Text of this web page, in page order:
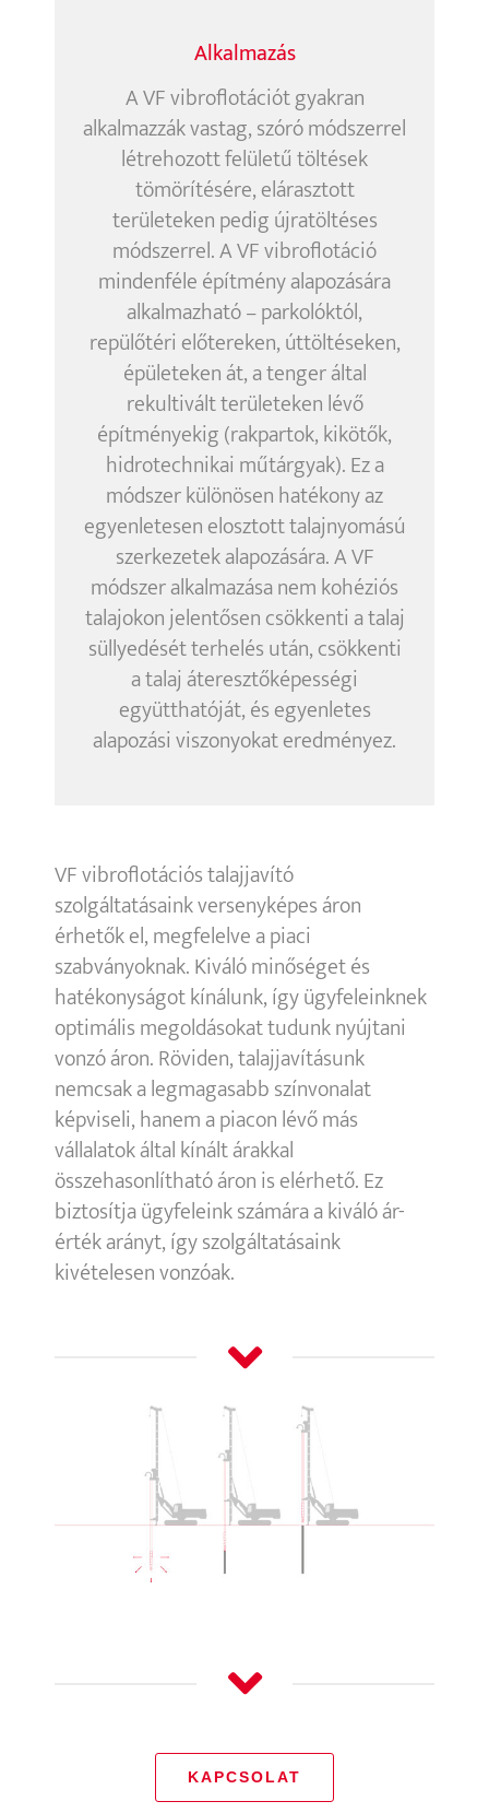
Alkalmazás
A VF vibroflotációt gyakran
alkalmazzák vastag, szóró módszerrel
létrehozott felületű töltések
tömörítésére, elárasztott
területeken pedig újratöltéses
módszerrel. A VF vibroflotáció
mindenféle építmény alapozására
alkalmazható – parkolóktól,
repülőtéri előtereken, úttöltéseken,
épületeken át, a tenger által
rekultivált területeken lévő
építményekig (rakpartok, kikötők,
hidrotechnikai műtárgyak). Ez a
módszer különösen hatékony az
egyenletesen elosztott talajnyomású
szerkezetek alapozására. A VF
módszer alkalmazása nem kohéziós
talajokon jelentősen csökkenti a talaj
süllyedését terhelés után, csökkenti
a talaj áteresztőképességi
együtthatóját, és egyenletes
alapozási viszonyokat eredményez.
VF vibroflotációs talajjavító
szolgáltatásaink versenyképes áron
érhetők el, megfelelve a piaci
szabványoknak. Kiváló minőséget és
hatékonyságot kínálunk, így ügyfeleinknek
optimális megoldásokat tudunk nyújtani
vonzó áron. Röviden, talajjavításunk
nemcsak a legmagasabb színvonalat
képviseli, hanem a piacon lévő más
vállalatok által kínált árakkal
összehasonlítható áron is elérhető. Ez
biztosítja ügyfeleink számára a kiváló ár-
érték arányt, így szolgáltatásaink
kivételesen vonzóak.
KAPCSOLAT